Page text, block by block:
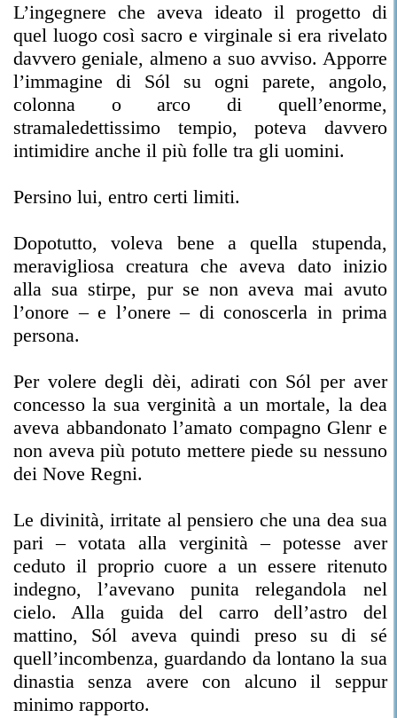
L’ingegnere che aveva ideato il progetto di
quel luogo così sacro e virginale si era rivelato
davvero geniale, almeno a suo avviso. Apporre
l’immagine di Sól su ogni parete, angolo,
colonna o arco di quell’enorme,
stramaledettissimo tempio, poteva davvero
intimidire anche il più folle tra gli uomini.
Persino lui, entro certi limiti.
Dopotutto, voleva bene a quella stupenda,
meravigliosa creatura che aveva dato inizio
alla sua stirpe, pur se non aveva mai avuto
l’onore – e l’onere – di conoscerla in prima
persona.
Per volere degli dèi, adirati con Sól per aver
concesso la sua verginità a un mortale, la dea
aveva abbandonato l’amato compagno Glenr e
non aveva più potuto mettere piede su nessuno
dei Nove Regni.
Le divinità, irritate al pensiero che una dea sua
pari – votata alla verginità – potesse aver
ceduto il proprio cuore a un essere ritenuto
indegno, l’avevano punita relegandola nel
cielo. Alla guida del carro dell’astro del
mattino, Sól aveva quindi preso su di sé
quell’incombenza, guardando da lontano la sua
dinastia senza avere con alcuno il seppur
minimo rapporto.